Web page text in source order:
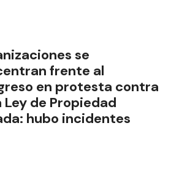
se
frente al
en protesta contra
Ley de Propiedad
hubo incidentes